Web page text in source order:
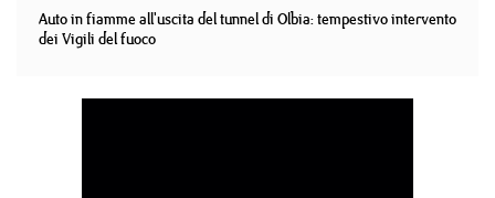
Auto in fiamme all'uscita del tunnel di Olbia: tempestivo intervento
dei Vigili del fuoco